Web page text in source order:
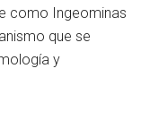
como Ingeominas
que se
y